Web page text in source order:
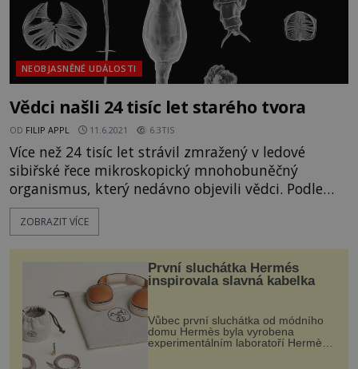
NEOBJASNĚNÉ UDÁLOSTI
Vědci našli 24 tisíc let starého tvora
OD FILIP APPL 11.6.2021 6.3TIS
Více než 24 tisíc let strávil zmražený v ledové
sibiřské řece mikroskopický mnohobuněčný
organismus, který nedávno objevili vědci. Podle
nich jde o revoluční objev. V odborném časopise
Current Biology vyšla studie, která doslova otřásla
mnohobuněčného organismu zvaného pijavenka,
který se probudil po 24 tisíc let, bě
ZOBRAZIT VÍCE
První sluchátka Hermés
inspirovala slavná kabelka
Vůbec první sluchátka od módního
domu Hermès byla vyrobena
experimentálním laboratoří Hermès